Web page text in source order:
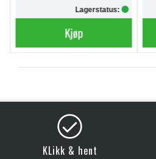
Lagerstatus:
Kjøp
KLikk & hent